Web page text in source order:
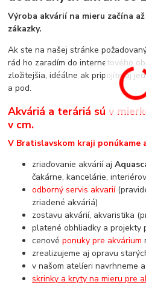
Výroba akvárií na mieru začína
zákazky.
Ak ste na našej stránke
rád ho zaradím do internetového
zložitejšia, idéálne ak pripojíte aj
a pod.
Akváriá a teráriá sú v
v cm.
V Bratislavskom kraji ponúkame
zriaďovanie akvárií aj
čakárne, kancelárie,
odborný servis akvarií
zriadené akváriá)
zostavu akvárií, akvaristika
platené obhliadky a projekty
cenovéponuky pre akvárium
zrealizujeme aj opravu
v našom atelíeri navrhneme
skrinky a kryty na mieru pre